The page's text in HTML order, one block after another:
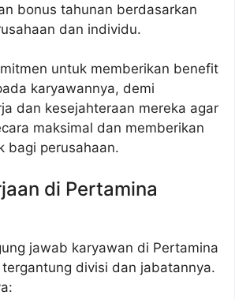
bonus tahunan berdasarkan
dan individu.
untuk memberikan benefit
karyawannya, demi
dan kesejahteraan mereka agar
maksimal dan memberikan
bagi perusahaan.
di Pertamina
jawab karyawan di Pertamina
divisi dan jabatannya.